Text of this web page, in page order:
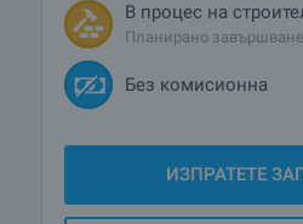
В процес на
Планирано
Без комисионна
ИЗПРАТЕТЕ